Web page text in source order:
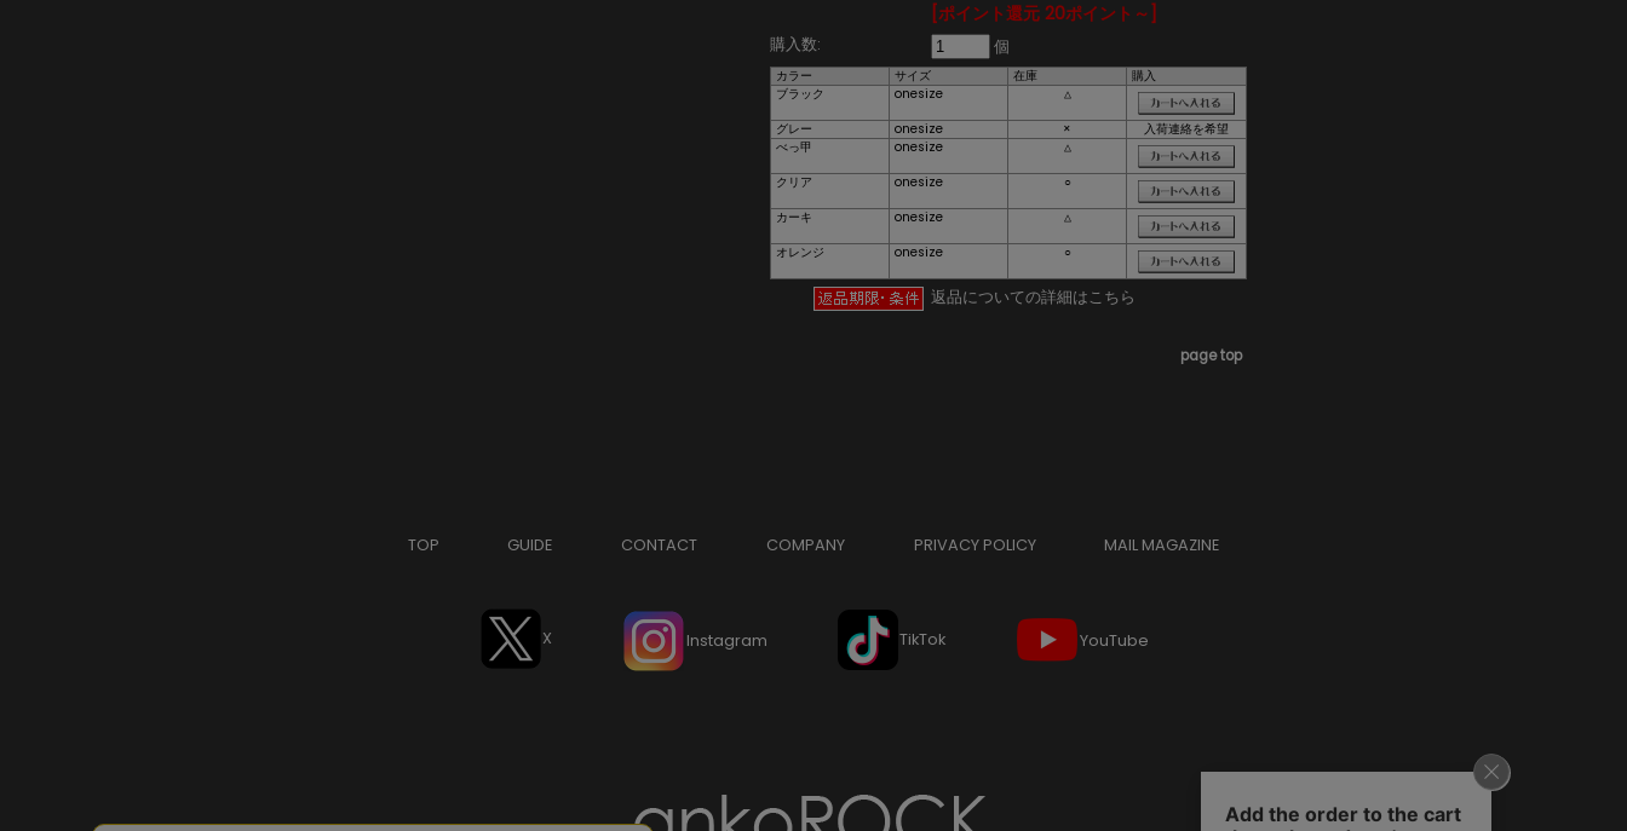
[ポイント還元 20ポイント～]
購入数: 個
カラー サイズ 在庫
購入
ブラック
onesize
△
グレー
onesize ×
入荷連絡を希望
べっ甲
onesize
△
クリア
onesize
○
カーキ
onesize
△
オレンジ
onesize ○
返品についての詳細はこちら
page top
TOP GUIDE CONTACT COMPANY PRIVACY POLICY MAIL MAGAZINE
X Instagram TikTok YouTube